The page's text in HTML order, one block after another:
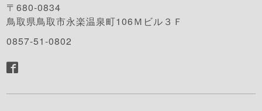
〒680-0834
鳥取県鳥取市永楽温泉町106Ｍビル３Ｆ
0857-51-0802